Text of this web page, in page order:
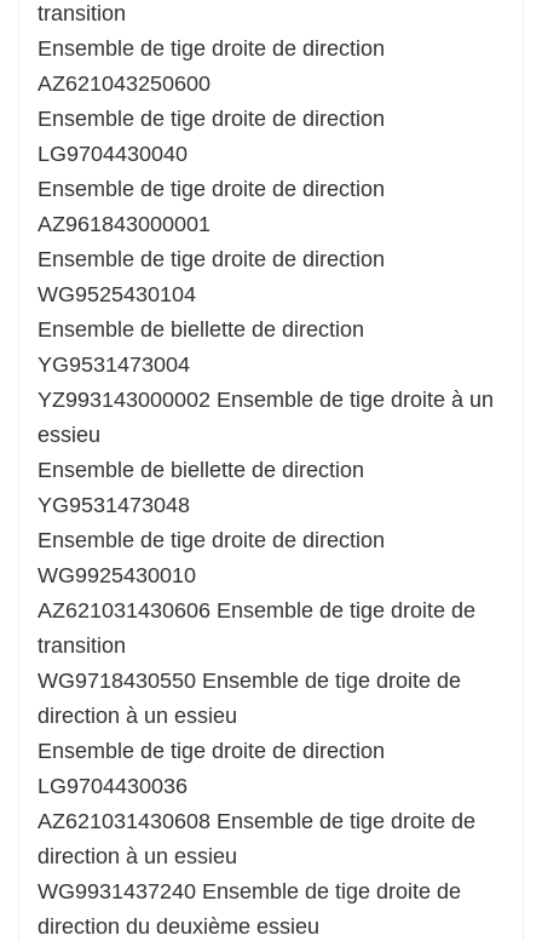
transition
Ensemble de tige droite de direction
AZ621043250600
Ensemble de tige droite de direction
LG9704430040
Ensemble de tige droite de direction
AZ961843000001
Ensemble de tige droite de direction
WG9525430104
Ensemble de biellette de direction
YG9531473004
YZ993143000002 Ensemble de tige droite à un
essieu
Ensemble de biellette de direction
YG9531473048
Ensemble de tige droite de direction
WG9925430010
AZ621031430606 Ensemble de tige droite de
transition
WG9718430550 Ensemble de tige droite de
direction à un essieu
Ensemble de tige droite de direction
LG9704430036
AZ621031430608 Ensemble de tige droite de
direction à un essieu
WG9931437240 Ensemble de tige droite de
direction du deuxième essieu